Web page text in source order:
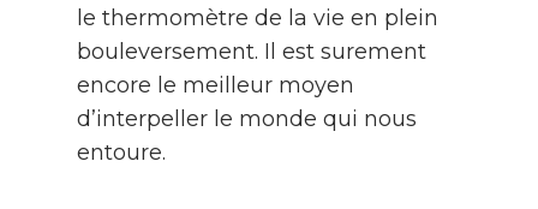
le thermomètre de la vie en plein
bouleversement. Il est surement
encore le meilleur moyen
d’interpeller le monde qui nous
entoure.